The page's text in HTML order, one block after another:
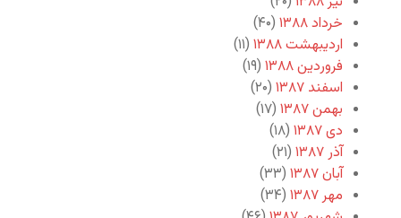
خرداد ۱۳۸۸
(۴۰)
اردیبهشت ۱۳۸۸
(۱۱)
فروردین ۱۳۸۸
(۱۹)
اسفند ۱۳۸۷
(۲۰)
بهمن ۱۳۸۷
(۱۷)
دی ۱۳۸۷
(۱۸)
آذر ۱۳۸۷
(۲۱)
آبان ۱۳۸۷
(۳۳)
مهر ۱۳۸۷
(۳۴)